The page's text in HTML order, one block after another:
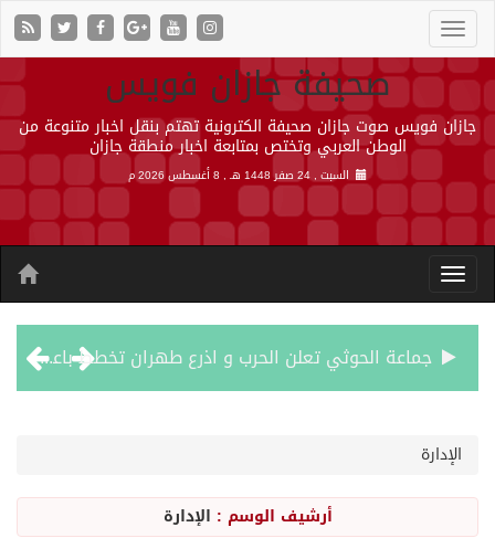
صحيفة جازان فويس
جازان فويس صوت جازان صحيفة الكترونية تهتم بنقل اخبار متنوعة من
الوطن العربي وتختص بمتابعة اخبار منطقة جازان
السبت , 24 صفر 1448 هـ , 8 أغسطس 2026 م
جماعة الحوثي تعلن الحرب و اذرع طهران تخطط باعمال ارهابية واسعة تطال دول الشرق الاوسط
مقتل شخصين وإصابة 14 إثر انفجار عبوة ناسفة داخل حافلة في ريف دمشق
الإدارة
أرشيف الوسم : الإدارة